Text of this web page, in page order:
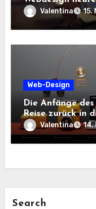
Valentina 15.
Web-Design
Die Anfänge
Reise zurück in
Valentina 14.
Search